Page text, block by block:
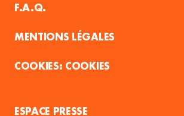
F.A.Q.
MENTIONS LÉGALES
COOKIES
ESPACE PRESSE